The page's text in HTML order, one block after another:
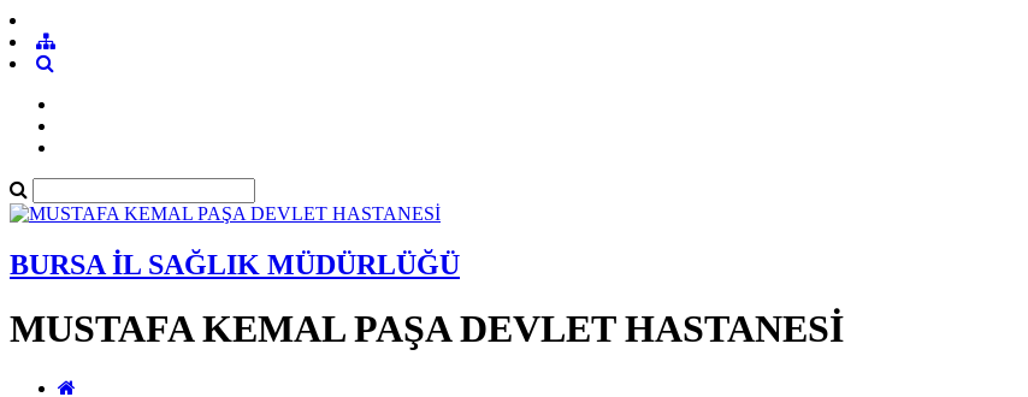
BURSA İL SAĞLIK MÜDÜRLÜĞÜ
MUSTAFA KEMAL PAŞA DEVLET HASTANESİ